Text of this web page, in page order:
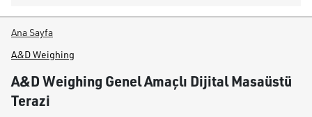
Ana Sayfa
A&D Weighing
A&D Weighing Genel Amaçlı Dijital Masaüstü
Terazi